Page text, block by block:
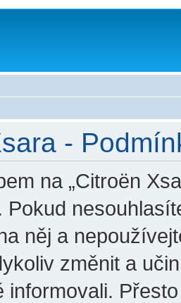
-
na „Citroën
Pokud
něj a
změnit a
informovali.